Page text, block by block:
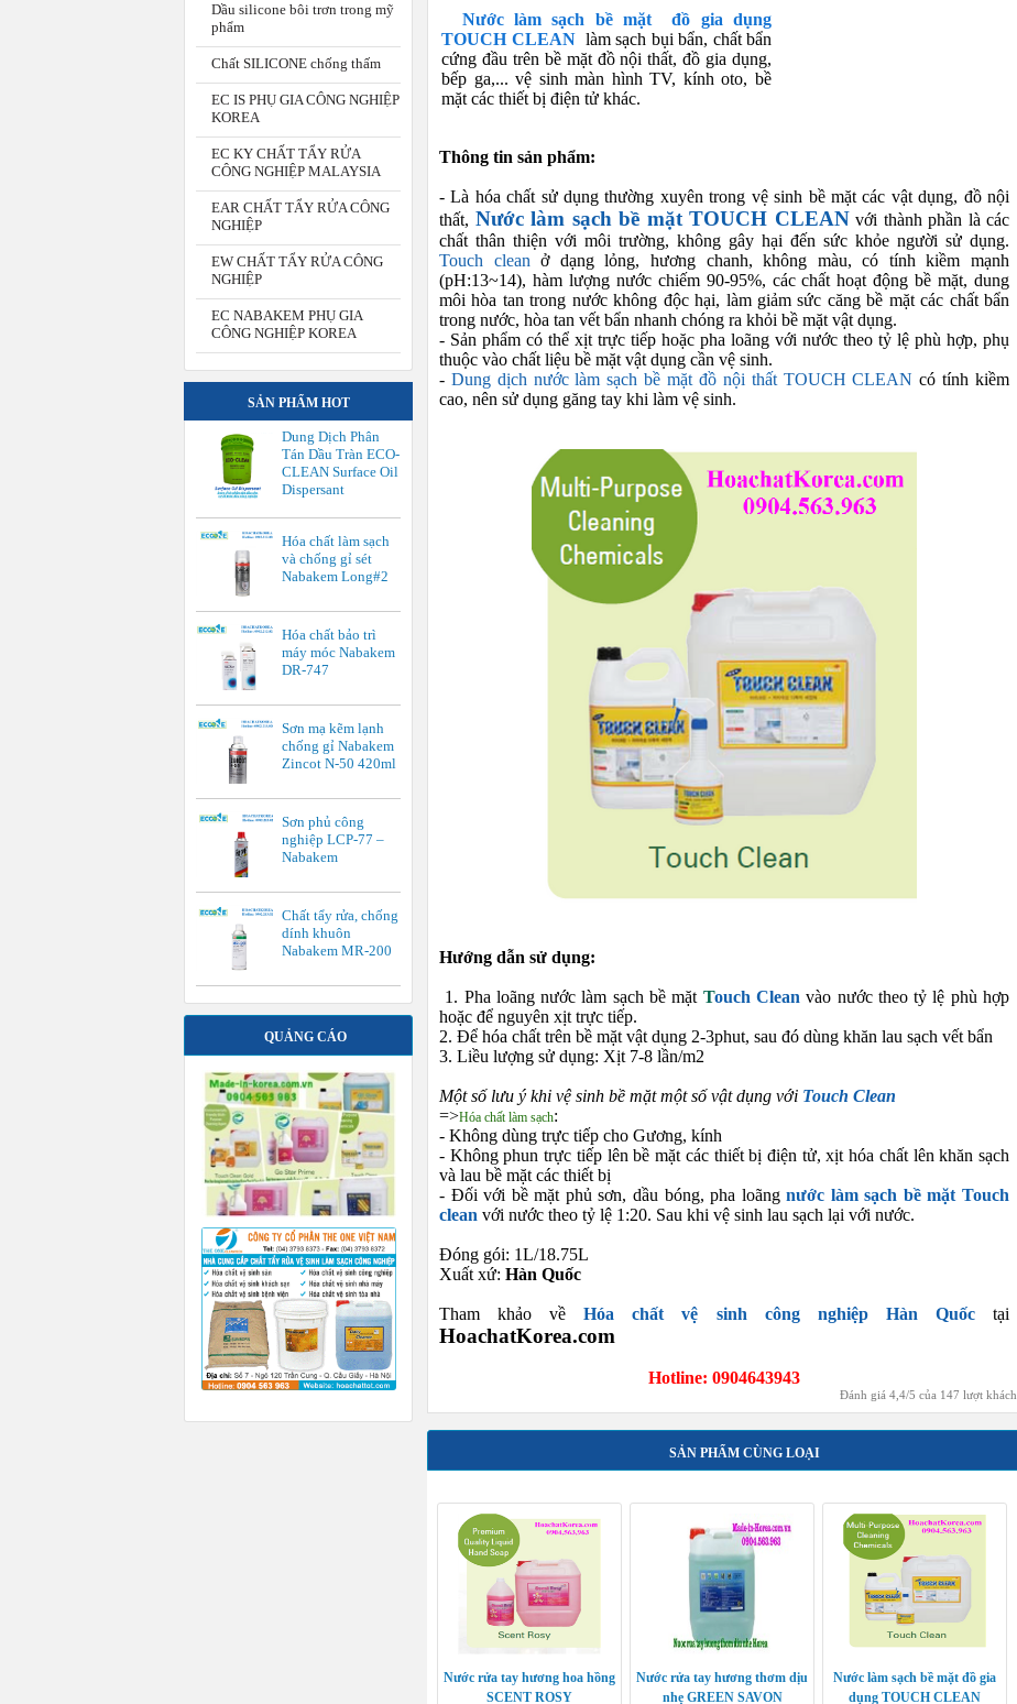
Dầu silicone bôi trơn trong mỹ
phẩm
Chất SILICONE chống thấm
EC IS PHỤ GIA CÔNG NGHIỆP
KOREA
EC KY CHẤT TẨY RỬA
CÔNG NGHIỆP MALAYSIA
EAR CHẤT TẨY RỬA CÔNG
NGHIỆP
EW CHẤT TẨY RỬA CÔNG
NGHIỆP
EC NABAKEM PHỤ GIA
CÔNG NGHIỆP KOREA
SẢN PHẨM HOT
Dung Dịch Phân
Tán Dầu Tràn ECO-
CLEAN Surface Oil
Dispersant
Hóa chất làm sạch
và chống gỉ sét
Nabakem Long#2
Hóa chất bảo trì
máy móc Nabakem
DR-747
Sơn mạ kẽm lạnh
chống gỉ Nabakem
Zincot N-50 420ml
Sơn phủ công
nghiệp LCP-77 –
Nabakem
Chất tẩy rửa, chống
dính khuôn
Nabakem MR-200
QUẢNG CÁO
Nước làm sạch bề mặt đồ gia dụng
TOUCH CLEANlàm sạch bụi bẩn, chất bẩn
cứng đầu trên bề mặt đồ nội thất, đồ gia dụng,
bếp ga,... vệ sinh màn hình TV, kính oto, bề
mặt các thiết bị điện tử khác.
Thông tin sản phẩm:
- Là hóa chất sử dụng thường xuyên trong vệ sinh bề mặt các vật dụng, đồ nội
thất, Nước làm sạch bề mặt TOUCH CLEAN với thành phần là các
chất thân thiện với môi trường, không gây hại đến sức khỏe người sử dụng.
Touch clean ở dạng lỏng, hương chanh, không màu, có tính kiềm mạnh
(pH:13~14), hàm lượng nước chiếm 90-95%, các chất hoạt động bề mặt, dung
môi hòa tan trong nước không độc hại, làm giảm sức căng bề mặt các chất bẩn
trong nước, hòa tan vết bẩn nhanh chóng ra khỏi bề mặt vật dụng.
- Sản phẩm có thể xịt trực tiếp hoặc pha loãng với nước theo tỷ lệ phù hợp, phụ
thuộc vào chất liệu bề mặt vật dụng cần vệ sinh.
- Dung dịch nước làm sạch bề mặt đồ nội thất TOUCH CLEAN có tính kiềm
cao, nên sử dụng găng tay khi làm vệ sinh.
Hướng dẫn sử dụng:
1. Pha loãng nước làm sạch bề mặt Touch Cleanvào nước theo tỷ lệ phù hợp
hoặc để nguyên xịt trực tiếp.
2. Để hóa chất trên bề mặt vật dụng 2-3phut, sau đó dùng khăn lau sạch vết bẩn
3. Liều lượng sử dụng: Xịt 7-8 lần/m2
Một số lưu ý khi vệ sinh bề mặt một số vật dụng với Touch Clean
=>Hóa chất làm sạch:
- Không dùng trực tiếp cho Gương, kính
- Không phun trực tiếp lên bề mặt các thiết bị điện tử, xịt hóa chất lên khăn sạch
và lau bề mặt các thiết bị
- Đối với bề mặt phủ sơn, dầu bóng, pha loãngnước làm sạch bề mặt Touch
clean với nước theo tỷ lệ 1:20. Sau khi vệ sinh lau sạch lại với nước.
Đóng gói: 1L/18.75L
Xuất xứ: Hàn Quốc
Tham khảo vềHóa chất vệ sinh công nghiệp Hàn Quốc tại
HoachatKorea.com
Hotline: 0904643943
Đánh giá 4,4/5 của 147 lượt khách.
SẢN PHẨM CÙNG LOẠI
Nước rửa tay hương hoa hồng
SCENT ROSY
Nước rửa tay hương thơm dịu
nhẹ GREEN SAVON
Nước làm sạch bề mặt đồ gia
dụng TOUCH CLEAN